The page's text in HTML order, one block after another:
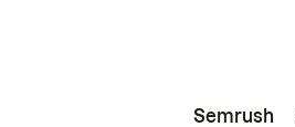
Semrush